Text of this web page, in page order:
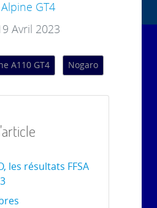
Alpine GT4
Avril 2023
A110 GT4
Nogaro
les résultats FFSA